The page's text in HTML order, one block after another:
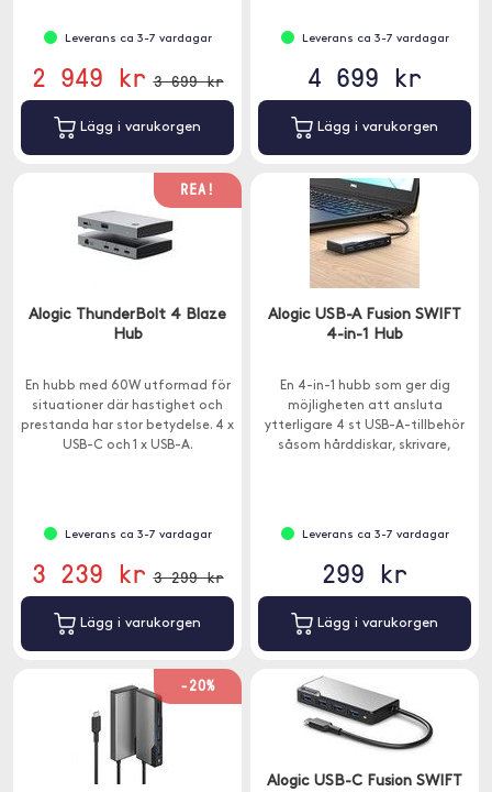
Leverans ca 3-7 vardagar
2 949 kr 3 699 kr
Lägg i varukorgen
Leverans ca 3-7 vardagar
4 699 kr
Lägg i varukorgen
REA!
Alogic ThunderBolt 4 Blaze
Hub
En hubb med 60W utformad för
situationer där hastighet och
prestanda har stor betydelse. 4 x
USB-C och 1 x USB-A.
Leverans ca 3-7 vardagar
3 239 kr 3 299 kr
Lägg i varukorgen
Alogic USB-A Fusion SWIFT
4-in-1 Hub
En 4-in-1 hubb som ger dig
möjligheten att ansluta
ytterligare 4 st USB-A-tillbehör
såsom hårddiskar, skrivare,
Leverans ca 3-7 vardagar
299 kr
Lägg i varukorgen
-20%
Alogic USB-C Fusion SWIFT